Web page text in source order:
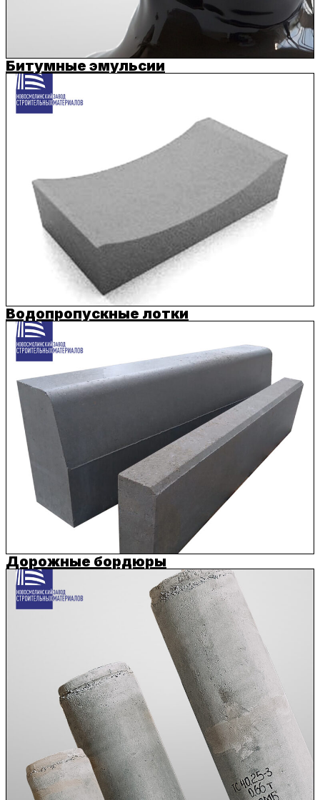
Битумные эмульсии
Водопропускные лотки
Дорожные бордюры